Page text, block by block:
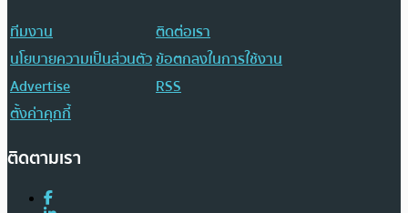
ทีมงาน
ติดต่อเรา
นโยบายความเป็นส่วนตัวข้อตกลงในการใช้งาน
Advertise
RSS
ตั้งค่าคุกกี้
ติดตามเรา